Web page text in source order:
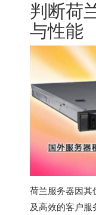
判断荷
与性能
荷兰服务器因其
及高效的客户